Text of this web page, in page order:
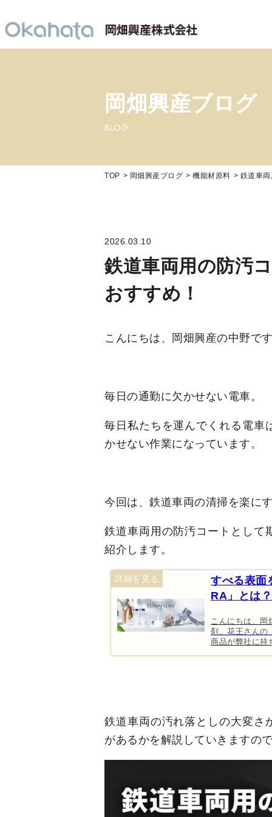
岡畑興産ブログ
BLOG
TOP 岡畑興産ブログ 機能材原料 鉄道車
2026.03.10
鉄道車両用の防汚
おすすめ！
こんにちは、岡畑興産の中野で
毎日の通勤に欠かせない電車。
毎日私たちを運んでくれる電車
かせない作業になっています。
今回は、鉄道車両の清掃を楽に
鉄道車両用の防汚コートとして
紹介します。
すべる表面
RA」とは？
こんにちは、
剤、花王さん
商品が弊社に
鉄道車両の汚れ落としの大変さ
があるかを解説していきますの